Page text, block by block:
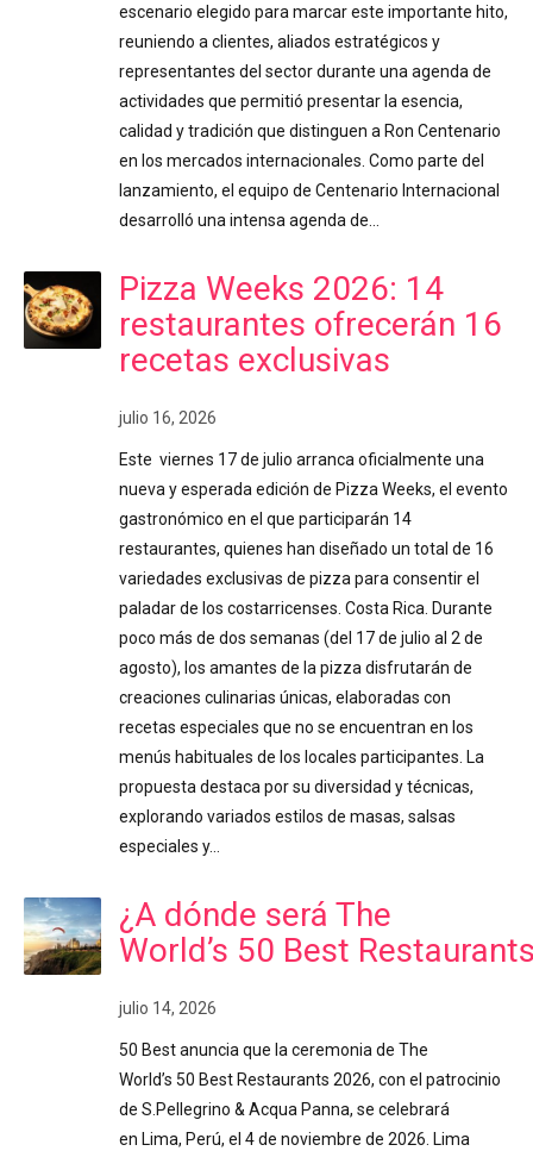
escenario elegido para marcar este importante hito,
reuniendo a clientes, aliados estratégicos y
representantes del sector durante una agenda de
actividades que permitió presentar la esencia,
calidad y tradición que distinguen a Ron Centenario
en los mercados internacionales. Como parte del
lanzamiento, el equipo de Centenario Internacional
desarrolló una intensa agenda de…
Pizza Weeks 2026: 14
restaurantes ofrecerán 16
recetas exclusivas
julio 16, 2026
Este viernes 17 de julio arranca oficialmente una
nueva y esperada edición de Pizza Weeks, el evento
gastronómico en el que participarán 14
restaurantes, quienes han diseñado un total de 16
variedades exclusivas de pizza para consentir el
paladar de los costarricenses. Costa Rica. Durante
poco más de dos semanas (del 17 de julio al 2 de
agosto), los amantes de la pizza disfrutarán de
creaciones culinarias únicas, elaboradas con
recetas especiales que no se encuentran en los
menús habituales de los locales participantes. La
propuesta destaca por su diversidad y técnicas,
explorando variados estilos de masas, salsas
especiales y…
¿A dónde será The
World’s 50 Best
julio 14, 2026
50 Best anuncia que la ceremonia de The
World’s 50 Best Restaurants 2026, con el patrocinio
de S.Pellegrino & Acqua Panna, se celebrará
en Lima, Perú, el 4 de noviembre de 2026. Lima